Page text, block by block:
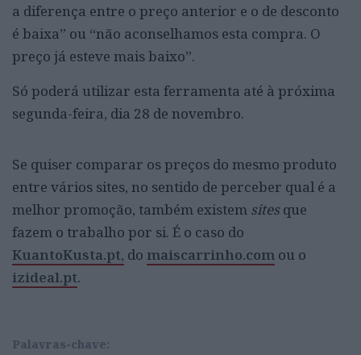
a diferença entre o preço anterior e o de desconto
é baixa” ou “não aconselhamos esta compra. O
preço já esteve mais baixo”.
Só poderá utilizar esta ferramenta até à próxima
segunda-feira, dia 28 de novembro.
Se quiser comparar os preços do mesmo produto
entre vários sites, no sentido de perceber qual é a
melhor promoção, também existem sites que
fazem o trabalho por si. É o caso do
KuantoKusta.pt, do maiscarrinho.com ou o
izideal.pt.
Palavras-chave: